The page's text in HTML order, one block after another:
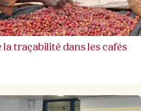
la traçabilité dans les cafés